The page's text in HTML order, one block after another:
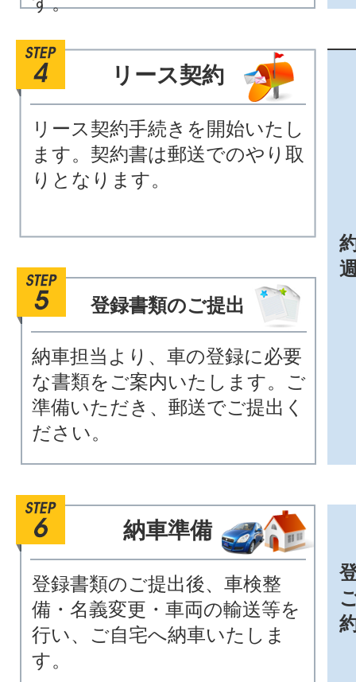
リース契約
リース契約手続きを開始いたし
ます。契約書は郵送でのやり取
りとなります。
登録書類のご提出
納車担当より、車の登録に必要
な書類をご案内いたします。ご
準備いただき、郵送でご提出く
ださい。
納車準備
登録書類のご提出後、車検整
備・名義変更・車両の輸送等を
行い、ご自宅へ納車いたしま
す。